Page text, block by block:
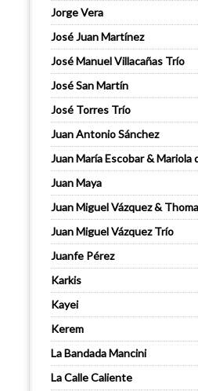
Jorge Vera
José Juan Martínez
José Manuel Villacañas Trío
José San Martín
José Torres Trío
Juan Antonio Sánchez
Juan María Escobar & Mariola
Juan Maya
Juan Miguel Vázquez &
Juan Miguel Vázquez Trío
Juanfe Pérez
Karkis
Kayei
Kerem
La Bandada Mancini
La Calle Caliente